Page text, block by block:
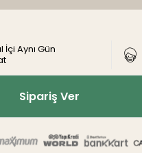
İçi Aynı Gün
Sipariş Ver